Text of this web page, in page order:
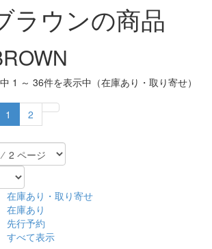
ラウンの商品
1 ～ 36件を表示中（在庫あり・取り寄せ）
1 2
在庫あり・取り寄せ
在庫あり
先行予約
すべて表示